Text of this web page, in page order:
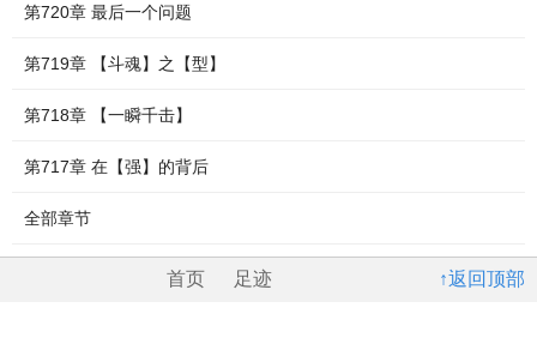
第720章 最后一个问题
第719章 【斗魂】之【型】
第718章 【一瞬千击】
第717章 在【强】的背后
全部章节
↑返回顶部
首页 足迹